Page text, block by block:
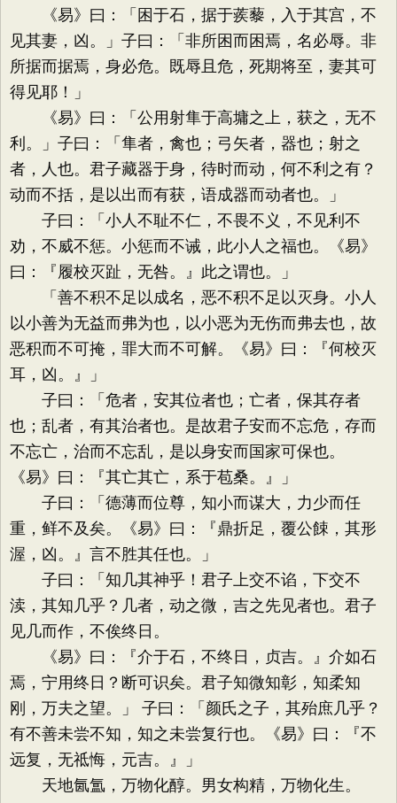
《易》曰：「困于石，据于蒺藜，入于其宫，不
见其妻，凶。」子曰：「非所困而困焉，名必辱。非
所据而据焉，身必危。既辱且危，死期将至，妻其可
得见耶！」
《易》曰：「公用射隼于高墉之上，获之，无不
利。」子曰：「隼者，禽也；弓矢者，器也；射之
者，人也。君子藏器于身，待时而动，何不利之有？
动而不括，是以出而有获，语成器而动者也。」
子曰：「小人不耻不仁，不畏不义，不见利不
劝，不威不惩。小惩而不诫，此小人之福也。《易》
曰：『履校灭趾，无咎。』此之谓也。」
「善不积不足以成名，恶不积不足以灭身。小人
以小善为无益而弗为也，以小恶为无伤而弗去也，故
恶积而不可掩，罪大而不可解。《易》曰：『何校灭
耳，凶。』」
子曰：「危者，安其位者也；亡者，保其存者
也；乱者，有其治者也。是故君子安而不忘危，存而
不忘亡，治而不忘乱，是以身安而国家可保也。
《易》曰：『其亡其亡，系于苞桑。』」
子曰：「德薄而位尊，知小而谋大，力少而任
重，鲜不及矣。《易》曰：『鼎折足，覆公餗，其形
渥，凶。』言不胜其任也。」
子曰：「知几其神乎！君子上交不谄，下交不
渎，其知几乎？几者，动之微，吉之先见者也。君子
见几而作，不俟终日。
《易》曰：『介于石，不终日，贞吉。』介如石
焉，宁用终日？断可识矣。君子知微知彰，知柔知
刚，万夫之望。」 子曰：「颜氏之子，其殆庶几乎？
有不善未尝不知，知之未尝复行也。《易》曰：『不
远复，无祗悔，元吉。』」
天地氤氲，万物化醇。男女构精，万物化生。